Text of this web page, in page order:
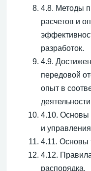
4.8. Методы
расчетов и
разработок.
4.9.
передовой
опыт в
4.10. Основы
и
4.11. Основы
4.12.
распорядка.